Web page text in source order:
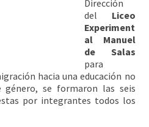
Dirección
del Liceo
Experiment
al Manuel
de Salas
para
hacia una educación no
género, se formaron las seis
por integrantes todos los